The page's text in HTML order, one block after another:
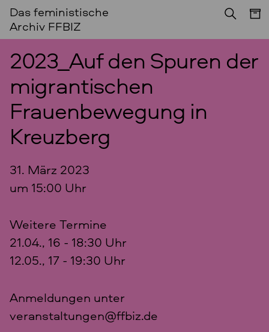
Das feministische
Archiv FFBIZ
2023_Auf den Spuren der
migrantischen
Frauenbewegung in
Kreuzberg
31. März 2023
um 15:00 Uhr
Weitere Termine
21.04., 16 - 18:30 Uhr
12.05., 17 - 19:30 Uhr
Anmeldungen unter
veranstaltungen@ffbiz.de